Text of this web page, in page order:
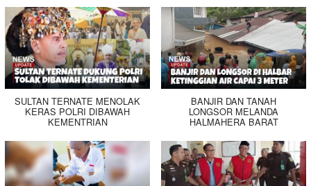
SULTAN TERNATE MENOLAK
KERAS POLRI DIBAWAH
KEMENTRIAN
BANJIR DAN TANAH
LONGSOR MELANDA
HALMAHERA BARAT